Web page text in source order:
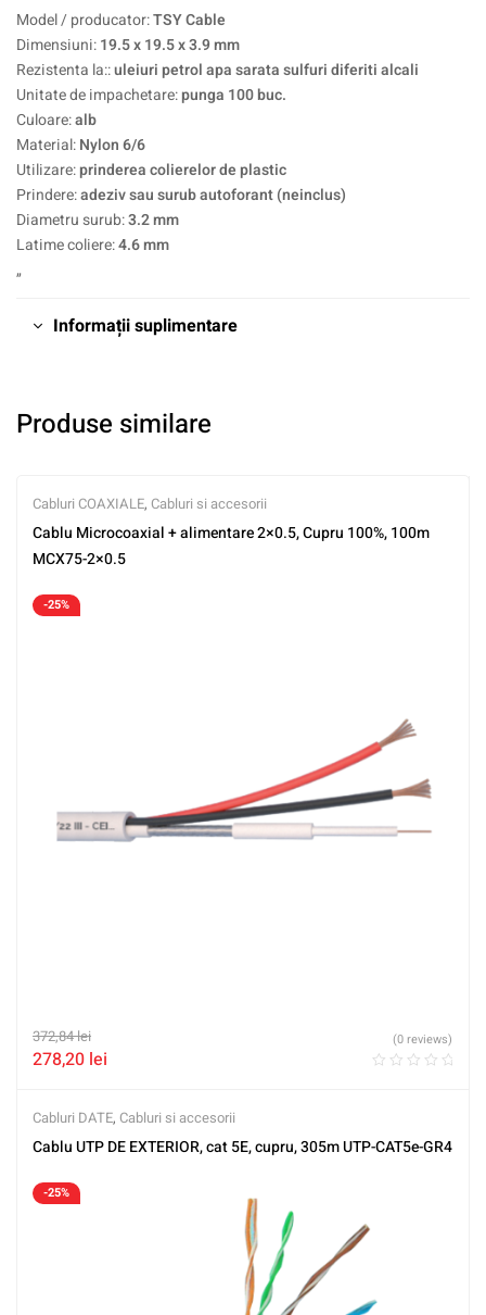
Model / producator:TSY Cable
Dimensiuni:19.5 x 19.5 x 3.9 mm
Rezistenta la::uleiuri petrol apa sarata sulfuri diferiti alcali
Unitate de impachetare:punga 100 buc.
Culoare:alb
Material:Nylon 6/6
Utilizare:prinderea colierelor de plastic
Prindere:adeziv sau surub autoforant (neinclus)
Diametru surub:3.2 mm
Latime coliere:4.6 mm
„
Informații suplimentare
Produse similare
Cabluri COAXIALE, Cabluri si accesorii
Cablu Microcoaxial + alimentare 2×0.5, Cupru 100%, 100m
MCX75-2×0.5
-25%
372,84lei
278,20 lei
(0 reviews)
Cabluri DATE, Cabluri si accesorii
Cablu UTP DE EXTERIOR, cat 5E, cupru, 305m UTP-CAT5e-GR4
-25%